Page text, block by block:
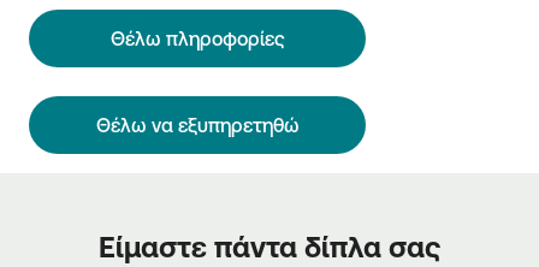
Θέλω πληροφορίες
Θέλω να εξυπηρετηθώ
Είμαστε πάντα δίπλα σας